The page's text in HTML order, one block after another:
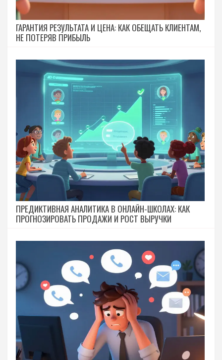
ГАРАНТИЯ РЕЗУЛЬТАТА И ЦЕНА: КАК ОБЕЩАТЬ КЛИЕНТАМ,
НЕ ПОТЕРЯВ ПРИБЫЛЬ
ПРЕДИКТИВНАЯ АНАЛИТИКА В ОНЛАЙН-ШКОЛАХ: КАК
ПРОГНОЗИРОВАТЬ ПРОДАЖИ И РОСТ ВЫРУЧКИ